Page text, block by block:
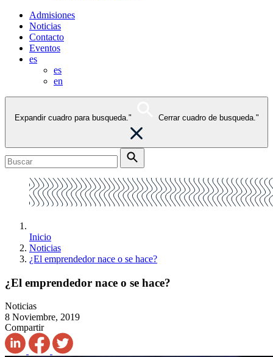
Admisiones
Noticias
Contacto
Eventos
es
es
en
Expandir cuadro para busqueda." Cerrar cuadro de busqueda."
Inicio
Noticias
¿El emprendedor nace o se hace?
¿El emprendedor nace o se hace?
Noticias
8 Noviembre, 2019
Compartir